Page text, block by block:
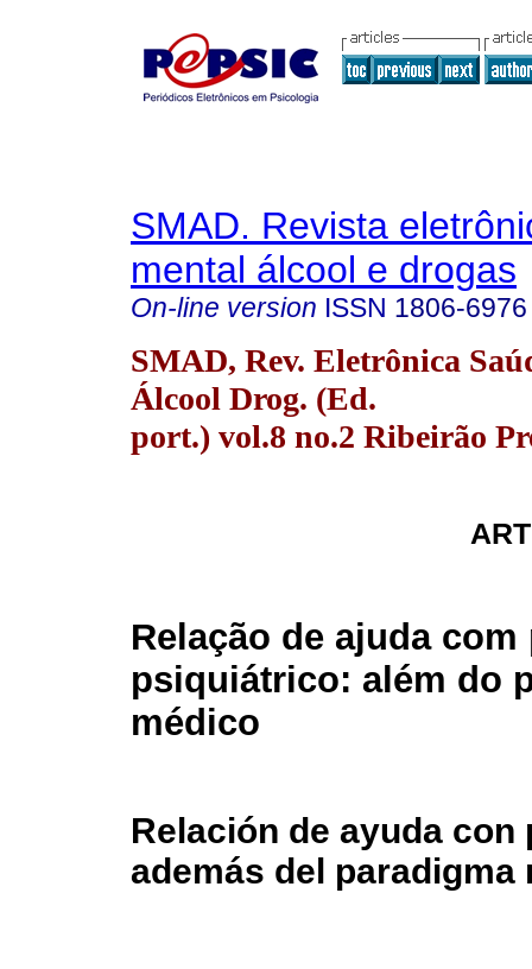
SMAD. Revista
mental álcool e drogas
On-line version ISSN 1806-6976
SMAD, Rev. Eletrônica
Álcool Drog. (Ed.
port.) vol.8 no.2 Ribeirão
Relação de ajuda com
psiquiátrico: além do
médico
Relación de ayuda
además del paradigma